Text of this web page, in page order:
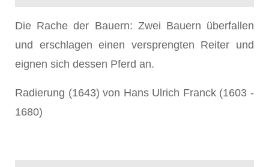
Die Rache der Bauern: Zwei Bauern überfallen
und erschlagen einen versprengten Reiter und
eignen sich dessen Pferd an.
Radierung (1643) von Hans Ulrich Franck (1603 -
1680)